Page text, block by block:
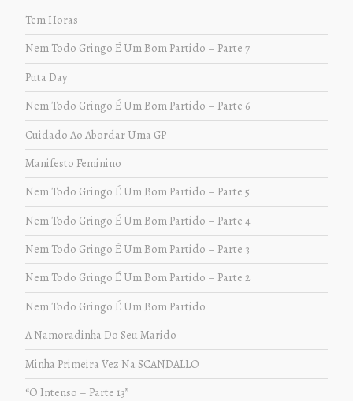
Tem Horas
Nem Todo Gringo É Um Bom Partido – Parte 7
Puta Day
Nem Todo Gringo É Um Bom Partido – Parte 6
Cuidado Ao Abordar Uma GP
Manifesto Feminino
Nem Todo Gringo É Um Bom Partido – Parte 5
Nem Todo Gringo É Um Bom Partido – Parte 4
Nem Todo Gringo É Um Bom Partido – Parte 3
Nem Todo Gringo É Um Bom Partido – Parte 2
Nem Todo Gringo É Um Bom Partido
A Namoradinha Do Seu Marido
Minha Primeira Vez Na SCANDALLO
“O Intenso – Parte 13”